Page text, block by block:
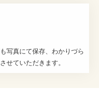
写真にて保存、わかりづら
せていただきます。